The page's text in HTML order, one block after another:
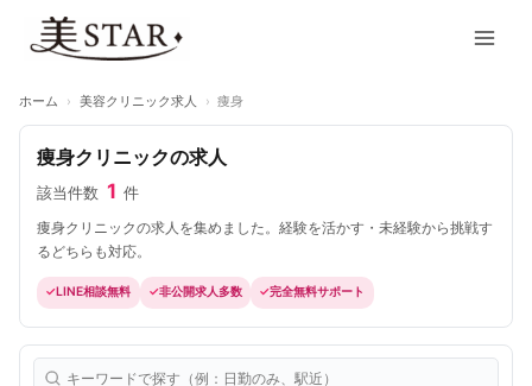
ホーム › 美容クリニック求人 › 痩身
痩身クリニックの求人
該当件数 1 件
痩身クリニックの求人を集めました。経験を活かす・未経験から挑戦す
るどちらも対応。
LINE相談無料 非公開求人多数 完全無料サポート